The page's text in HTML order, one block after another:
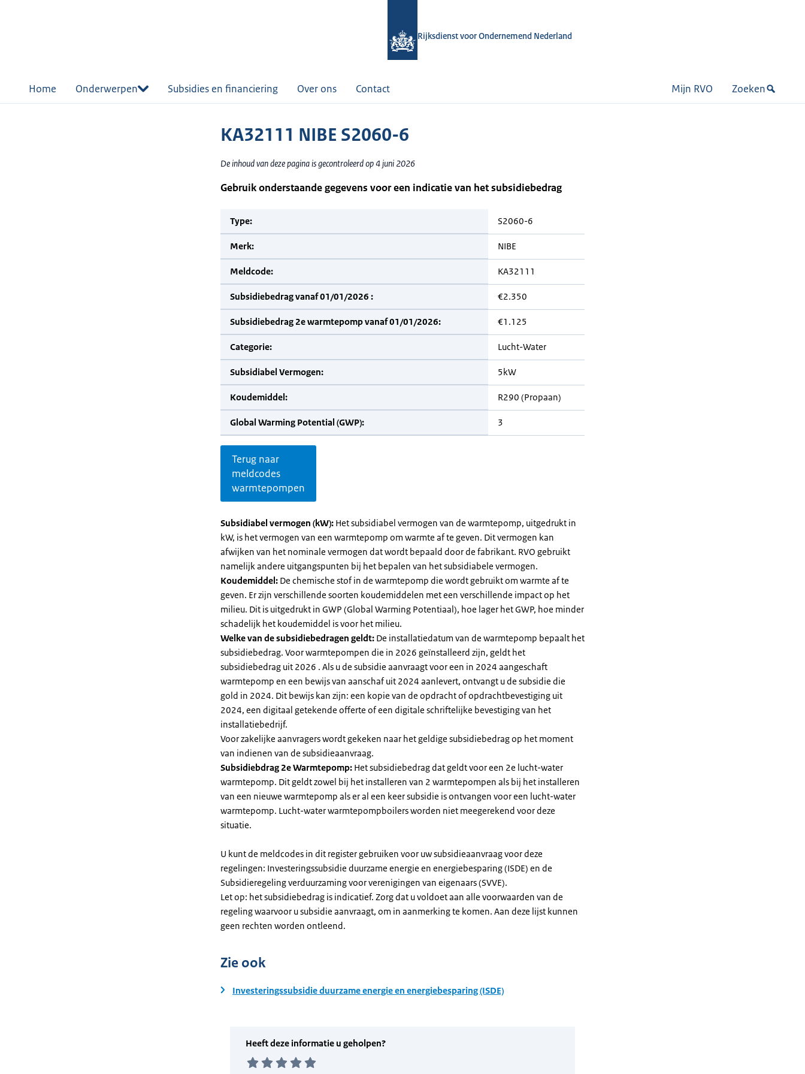
Rijksdienst voor Ondernemend Nederland
Home Onderwerpen Subsidies en financiering Over ons Contact Mijn RVO Zoeken
KA32111 NIBE S2060-6
De inhoud van deze pagina is gecontroleerd op 4 juni 2026
Gebruik onderstaande gegevens voor een indicatie van het subsidiebedrag
Type: S2060-6
Merk: NIBE
Meldcode: KA32111
Subsidiebedrag vanaf 01/01/2026 : €2.350
Subsidiebedrag 2e warmtepomp vanaf 01/01/2026: €1.125
Categorie: Lucht-Water
Subsidiabel Vermogen: 5kW
Koudemiddel: R290 (Propaan)
Global Warming Potential (GWP): 3
Terug naar
meldcodes
warmtepompen
Subsidiabel vermogen (kW): Het subsidiabel vermogen van de warmtepomp, uitgedrukt in
kW, is het vermogen van een warmtepomp om warmte af te geven. Dit vermogen kan
afwijken van het nominale vermogen dat wordt bepaald door de fabrikant. RVO gebruikt
namelijk andere uitgangspunten bij het bepalen van het subsidiabele vermogen.
Koudemiddel: De chemische stof in de warmtepomp die wordt gebruikt om warmte af te
geven. Er zijn verschillende soorten koudemiddelen met een verschillende impact op het
milieu. Dit is uitgedrukt in GWP (Global Warming Potentiaal), hoe lager het GWP, hoe minder
schadelijk het koudemiddel is voor het milieu.
Welke van de subsidiebedragen geldt: De installatiedatum van de warmtepomp bepaalt het
subsidiebedrag. Voor warmtepompen die in 2026 geïnstalleerd zijn, geldt het
subsidiebedrag uit 2026 . Als u de subsidie aanvraagt voor een in 2024 aangeschaft
warmtepomp en een bewijs van aanschaf uit 2024 aanlevert, ontvangt u de subsidie die
gold in 2024. Dit bewijs kan zijn: een kopie van de opdracht of opdrachtbevestiging uit
2024, een digitaal getekende offerte of een digitale schriftelijke bevestiging van het
installatiebedrijf.
Voor zakelijke aanvragers wordt gekeken naar het geldige subsidiebedrag op het moment
van indienen van de subsidieaanvraag.
Subsidiebdrag 2e Warmtepomp: Het subsidiebedrag dat geldt voor een 2e lucht-water
warmtepomp. Dit geldt zowel bij het installeren van 2 warmtepompen als bij het installeren
van een nieuwe warmtepomp als er al een keer subsidie is ontvangen voor een lucht-water
warmtepomp. Lucht-water warmtepompboilers worden niet meegerekend voor deze
situatie.
U kunt de meldcodes in dit register gebruiken voor uw subsidieaanvraag voor deze
regelingen: Investeringssubsidie duurzame energie en energiebesparing (ISDE) en de
Subsidieregeling verduurzaming voor verenigingen van eigenaars (SVVE).
Let op: het subsidiebedrag is indicatief. Zorg dat u voldoet aan alle voorwaarden van de
regeling waarvoor u subsidie aanvraagt, om in aanmerking te komen. Aan deze lijst kunnen
geen rechten worden ontleend.
Zie ook
Investeringssubsidie duurzame energie en energiebesparing (ISDE)